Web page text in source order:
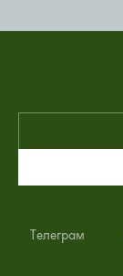
Телеграм